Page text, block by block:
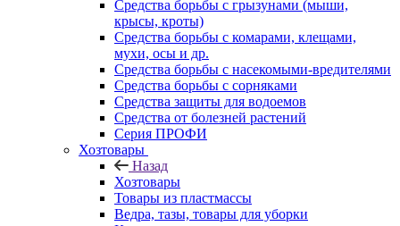
Средства борьбы с грызунами (мыши,
крысы, кроты)
Средства борьбы с комарами, клещами,
мухи, осы и др.
Средства борьбы с насекомыми-вредителями
Средства борьбы с сорняками
Средства защиты для водоемов
Средства от болезней растений
Серия ПРОФИ
Хозтовары
Назад
Хозтовары
Товары из пластмассы
Ведра, тазы, товары для уборки